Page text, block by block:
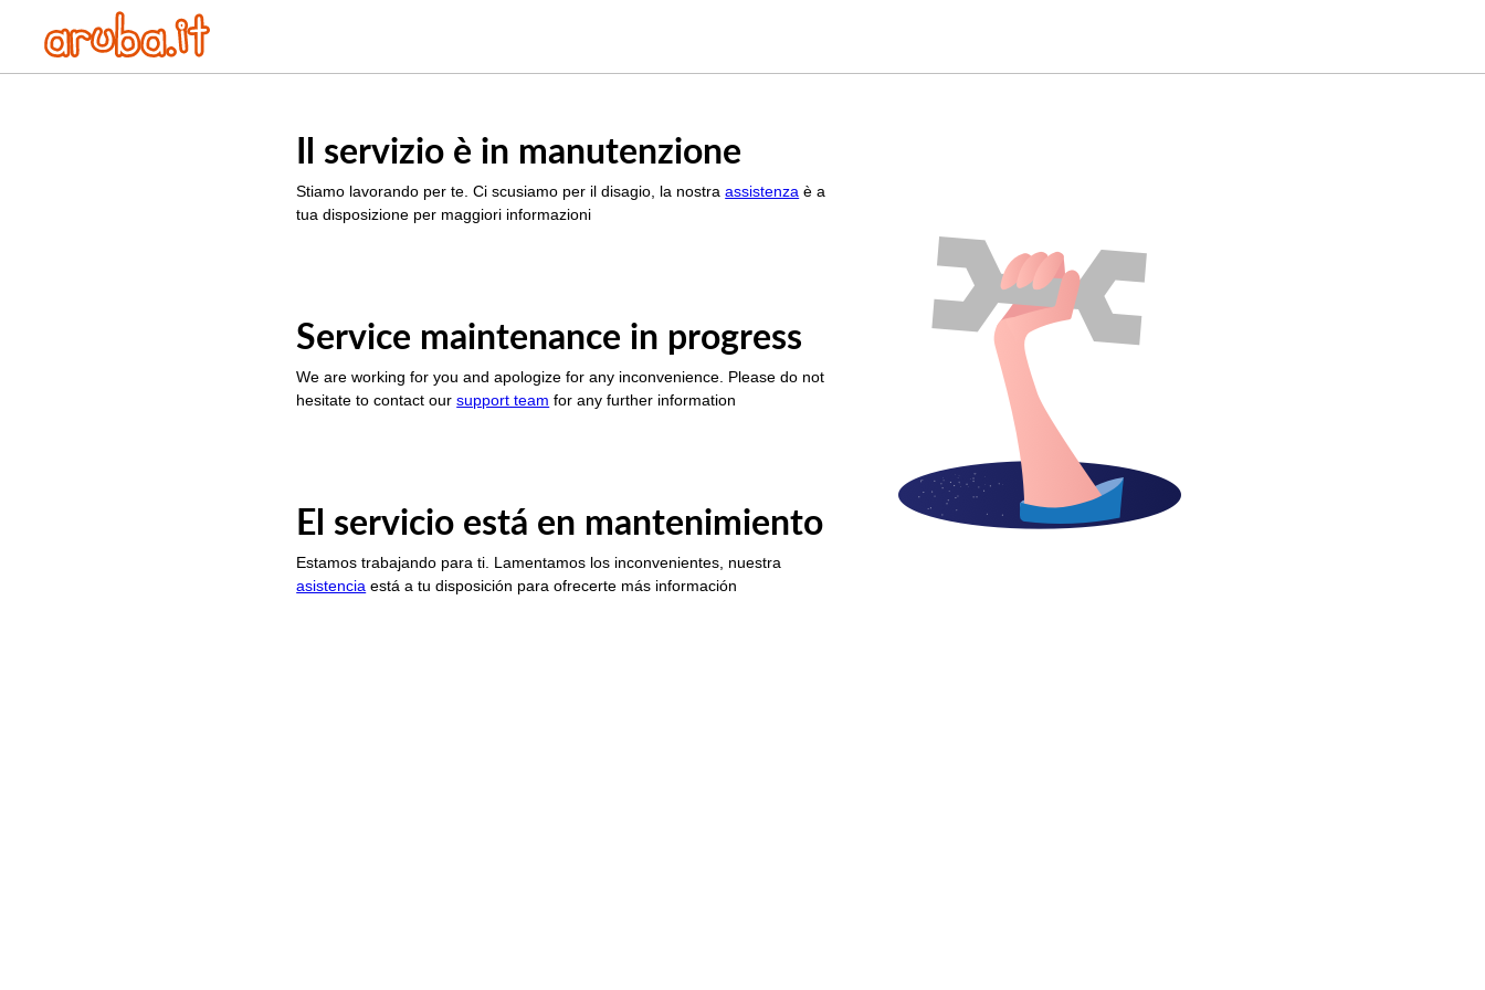
Il servizio è in manutenzione
Stiamo lavorando per te. Ci scusiamo per il disagio, la nostraassistenza è a
tua disposizione per maggiori informazioni
Service maintenance in progress
We are working for you and apologize for any inconvenience. Please do not
hesitate to contact oursupport team for any further information
El servicio está en mantenimiento
Estamos trabajando para ti. Lamentamos los inconvenientes, nuestra
asistencia está a tu disposición para ofrecerte más información